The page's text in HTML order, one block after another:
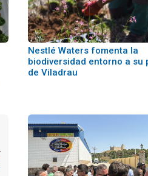
Nestlé Waters fomenta la
biodiversidad entorno a su
de Viladrau